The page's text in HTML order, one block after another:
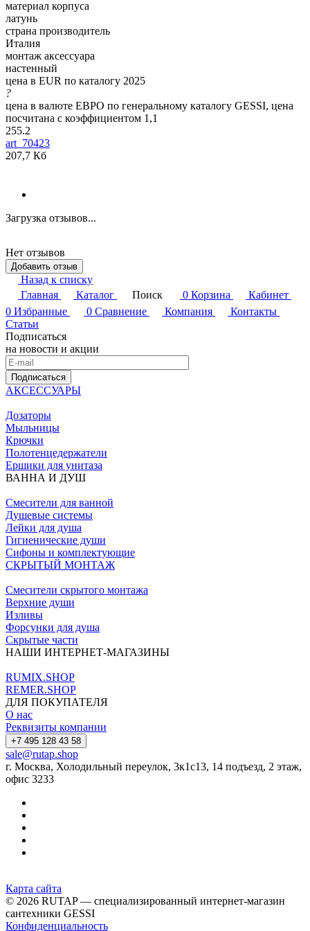
материал корпуса
латунь
страна производитель
Италия
монтаж аксессуара
настенный
цена в EUR по каталогу 2025
?
цена в валюте ЕВРО по генеральному каталогу GESSI, цена
посчитана с коэффициентом 1,1
255.2
art_70423
207,7 Кб
Загрузка отзывов...
Нет отзывов
Добавить отзыв
Назад к списку
Главная
Каталог Поиск 0 Корзина
Кабинет
0 Избранные 0 Сравнение Компания
Контакты
Статьи
Подписаться
на новости и акции
Подписаться
АКСЕССУАРЫ
Дозаторы
Мыльницы
Крючки
Полотенцедержатели
Ершики для унитаза
ВАННА И ДУШ
Смесители для ванной
Душевые системы
Лейки для душа
Гигиенические души
Сифоны и комплектующие
СКРЫТЫЙ МОНТАЖ
Смесители скрытого монтажа
Верхние души
Изливы
Форсунки для душа
Скрытые части
НАШИ ИНТЕРНЕТ-МАГАЗИНЫ
RUMIX.SHOP
REMER.SHOP
ДЛЯ ПОКУПАТЕЛЯ
О нас
Реквизиты компании
+7 495 128 43 58
sale@rutap.shop
г. Москва, Холодильный переулок, 3к1с13, 14 подъезд, 2 этаж,
офис 3233
Карта сайта
© 2026 RUTAP — специализированный интернет-магазин
сантехники GESSI
Конфиденциальность